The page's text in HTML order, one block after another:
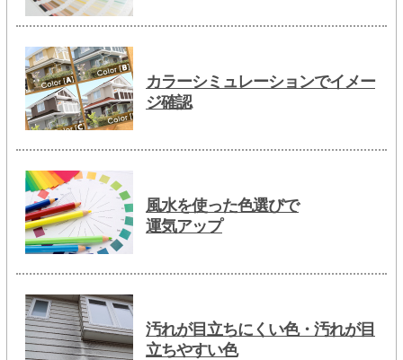
カラーシミュレーションでイメー
ジ確認
風水を使った色選びで
運気アップ
汚れが目立ちにくい色・汚れが目
立ちやすい色